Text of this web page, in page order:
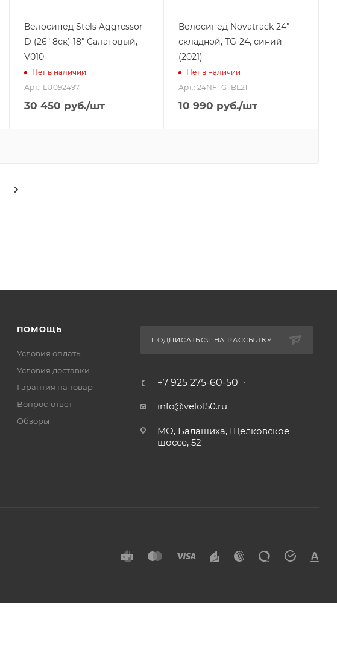
Велосипед Stels Aggressor
D (26" 8ск) 18" Салатовый,
V010
Нет в наличии
Арт.: LU092497
30 450 руб./шт
Велосипед Novatrack 24"
складной, TG-24, синий
(2021)
Нет в наличии
Арт.: 24NFTG1.BL21
10 990 руб./шт
ПОМОЩЬ
Условия оплаты
Условия доставки
Гарантия на товар
Вопрос-ответ
Обзоры
ПОДПИСАТЬСЯ НА РАССЫЛКУ
+7 925 275-60-50
info@velo150.ru
МО, Балашиха, Щелковское
шоссе, 52